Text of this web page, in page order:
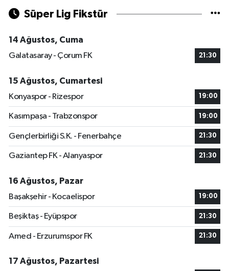
Süper Lig Fikstür
14 Ağustos, Cuma
Galatasaray - Çorum FK
21:30
15 Ağustos, Cumartesi
Konyaspor - Rizespor
19:00
Kasımpaşa - Trabzonspor 19:00
Gençlerbirliği S.K. - Fenerbahçe 21:30
Gaziantep FK - Alanyaspor 21:30
16 Ağustos, Pazar
Başakşehir - Kocaelispor
19:00
Beşiktaş - Eyüpspor 21:30
Amed - Erzurumspor FK 21:30
17 Ağustos, Pazartesi